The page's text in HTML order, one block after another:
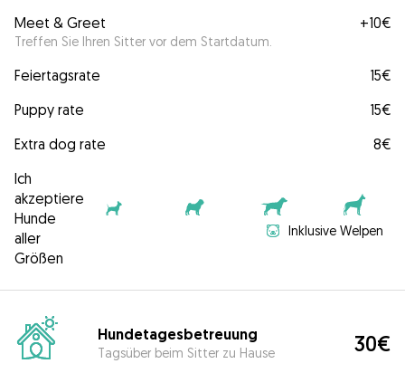
Meet & Greet
Treffen Sie Ihren Sitter vor dem Startdatum.
+10€
Feiertagsrate
15€
Puppy rate
15€
Extra dog rate
8€
Ich
akzeptiere
Hunde
aller
Größen
Inklusive Welpen
Hundetagesbetreuung
Tagsüber beim Sitter zu Hause 30€